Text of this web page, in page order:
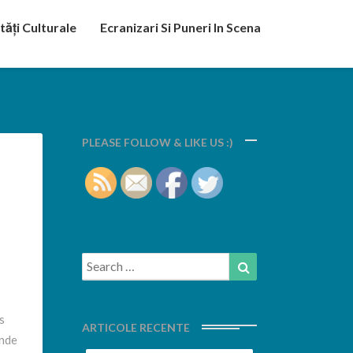
Culturale Ecranizari Si Puneri In Scena
PLEASE FOLLOW & LIKE US :)
Search
for:
ARTICOLE RECENTE